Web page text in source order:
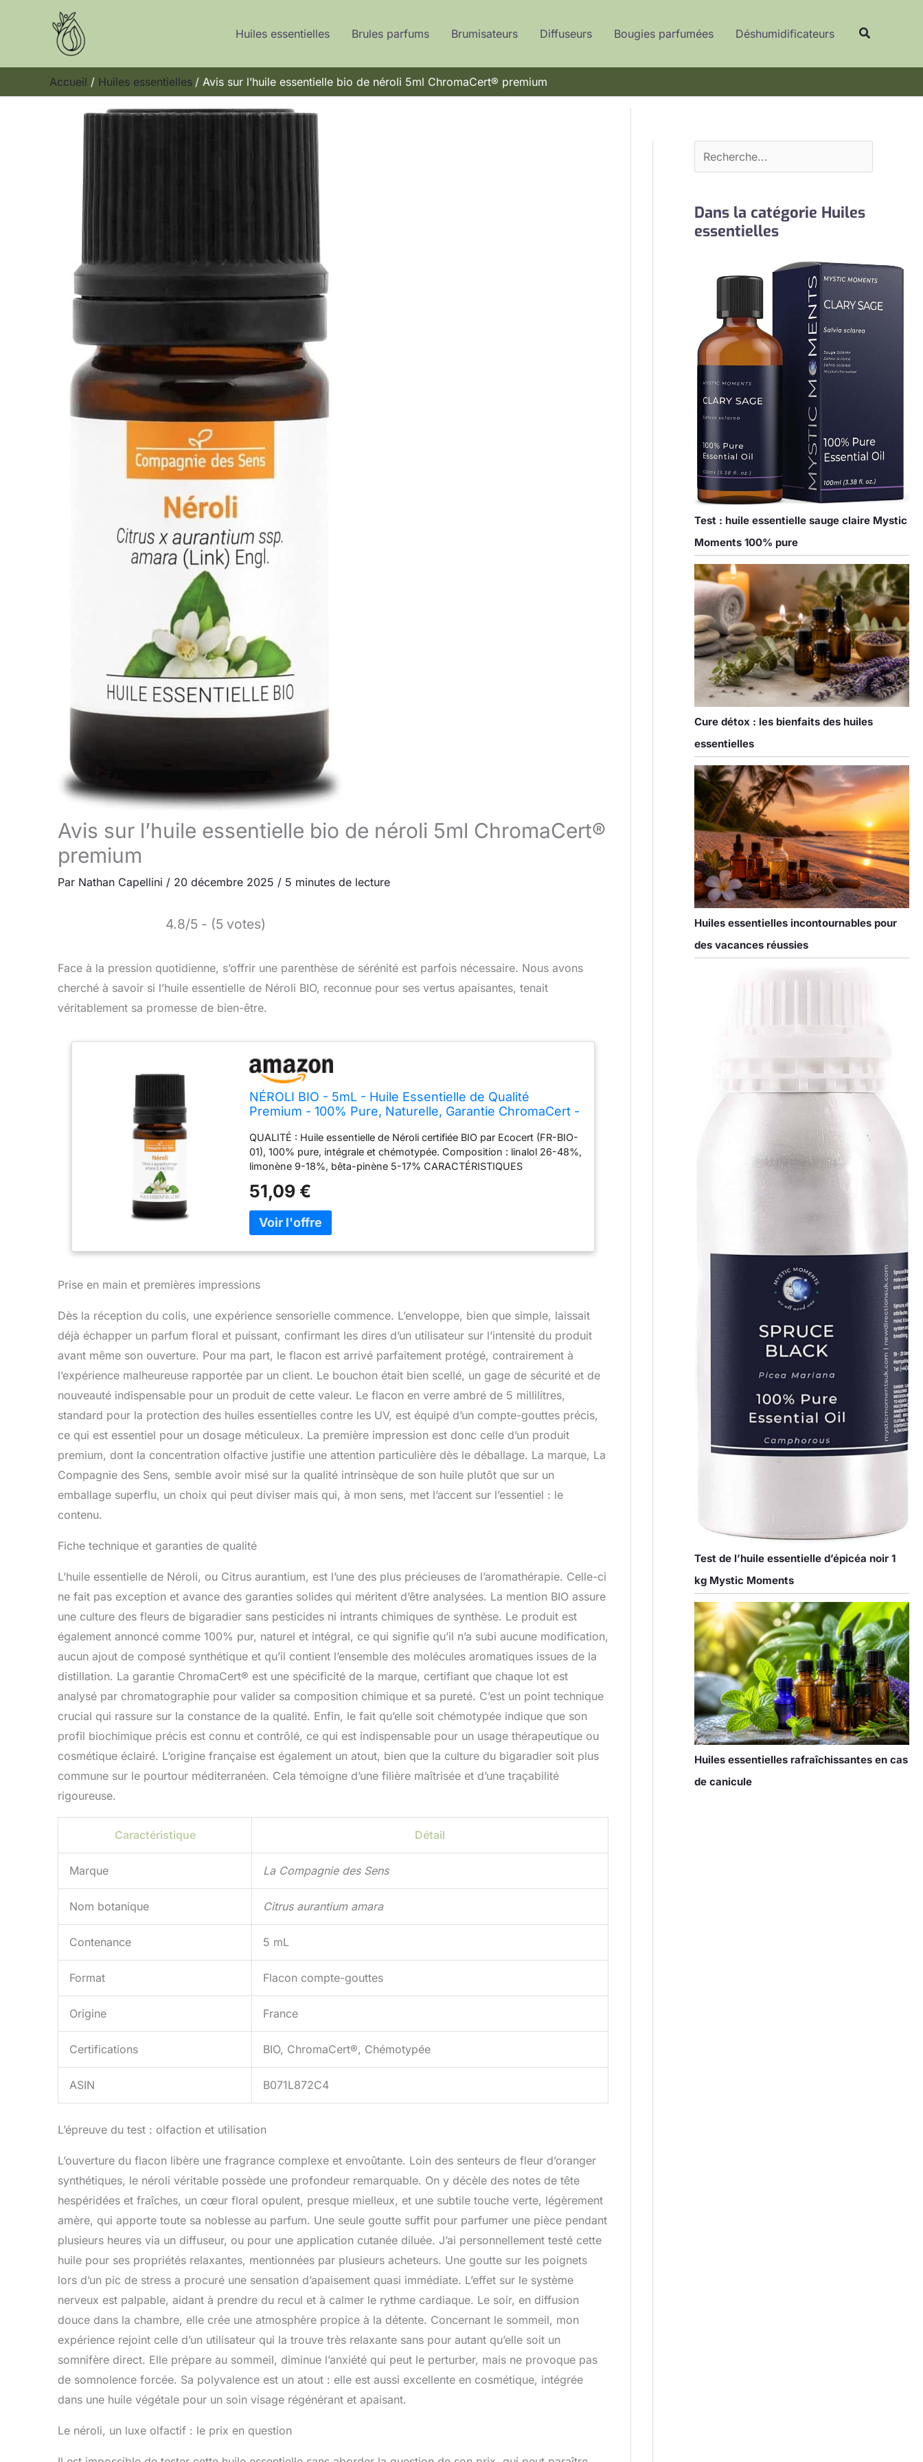
Huiles essentielles Brules parfums Brumisateurs Diffuseurs Bougies parfumées Déshumidificateurs
Accueil Huiles essentielles Avis sur l’huile essentielle bio de néroli 5ml ChromaCert® premium
Avis sur l’huile essentielle bio de néroli 5ml ChromaCert®
premium
Par Nathan Capellini / 20 décembre 2025 / 5 minutes de lecture
4.8/5 - (5 votes)
Face à la pression quotidienne, s’offrir une parenthèse de sérénité est parfois nécessaire. Nous avons
cherché à savoir si l’huile essentielle de Néroli BIO, reconnue pour ses vertus apaisantes, tenait
véritablement sa promesse de bien-être.
NÉROLI BIO - 5mL - Huile Essentielle de Qualité
Premium - 100% Pure, Naturelle, Garantie ChromaCert -
QUALITÉ : Huile essentielle de Néroli certifiée BIO par Ecocert (FR-BIO-
01), 100% pure, intégrale et chémotypée. Composition : linalol 26-48%,
limonène 9-18%, bêta-pinène 5-17% CARACTÉRISTIQUES
Distillation des fleurs. Odeur fraîche et florale rappelant la fleur
d'oranger CONDITIONNEMENT : Flacon en verre ambré avec
codigoutte intégré. Complément alimentaire : 1 goutte sur un support
neutre (miel, sucre), sans usage prolongé NOS GARANTIES : Chaque
lot dispose d'un bulletin d'analyse en ligne, disponible sur notre site.
COMPAGNIE DES SENS : Marque française spécialisée en
par nos experts en aromathérapie
51,09 €
Prise en main et premières impressions
Dès la réception du colis, une expérience sensorielle commence. L’enveloppe, bien que simple, laissait
déjà échapper un parfum floral et puissant, confirmant les dires d’un utilisateur sur l’intensité du produit
avant même son ouverture. Pour ma part, le flacon est arrivé parfaitement protégé, contrairement à
l’expérience malheureuse rapportée par un client. Le bouchon était bien scellé, un gage de sécurité et de
nouveauté indispensable pour un produit de cette valeur. Le flacon en verre ambré de 5 millilitres,
standard pour la protection des huiles essentielles contre les UV, est équipé d’un compte-gouttes précis,
ce qui est essentiel pour un dosage méticuleux. La première impression est donc celle d’un produit
premium, dont la concentration olfactive justifie une attention particulière dès le déballage. La marque, La
Compagnie des Sens, semble avoir misé sur la qualité intrinsèque de son huile plutôt que sur un
emballage superflu, un choix qui peut diviser mais qui, à mon sens, met l’accent sur l’essentiel : le
contenu.
Fiche technique et garanties de qualité
L’huile essentielle de Néroli, ou Citrus aurantium, est l’une des plus précieuses de l’aromathérapie. Celle-ci
ne fait pas exception et avance des garanties solides qui méritent d’être analysées. La mention BIO assure
une culture des fleurs de bigaradier sans pesticides ni intrants chimiques de synthèse. Le produit est
également annoncé comme 100% pur, naturel et intégral, ce qui signifie qu’il n’a subi aucune modification,
aucun ajout de composé synthétique et qu’il contient l’ensemble des molécules aromatiques issues de la
distillation. La garantie ChromaCert® est une spécificité de la marque, certifiant que chaque lot est
analysé par chromatographie pour valider sa composition chimique et sa pureté. C’est un point technique
crucial qui rassure sur la constance de la qualité. Enfin, le fait qu’elle soit chémotypée indique que son
profil biochimique précis est connu et contrôlé, ce qui est indispensable pour un usage thérapeutique ou
cosmétique éclairé. L’origine française est également un atout, bien que la culture du bigaradier soit plus
commune sur le pourtour méditerranéen. Cela témoigne d’une filière maîtrisée et d’une traçabilité
rigoureuse.
Caractéristique Détail
Marque La Compagnie des Sens
Nom botanique Citrus aurantium amara
Contenance 5 mL
Format Flacon compte-gouttes
Origine France
Certifications BIO, ChromaCert®, Chémotypée
ASIN B071L872C4
L’épreuve du test : olfaction et utilisation
L’ouverture du flacon libère une fragrance complexe et envoûtante. Loin des senteurs de fleur d’oranger
synthétiques, le néroli véritable possède une profondeur remarquable. On y décèle des notes de tête
hespéridées et fraîches, un cœur floral opulent, presque mielleux, et une subtile touche verte, légèrement
amère, qui apporte toute sa noblesse au parfum. Une seule goutte suffit pour parfumer une pièce pendant
plusieurs heures via un diffuseur, ou pour une application cutanée diluée. J’ai personnellement testé cette
huile pour ses propriétés relaxantes, mentionnées par plusieurs acheteurs. Une goutte sur les poignets
lors d’un pic de stress a procuré une sensation d’apaisement quasi immédiate. L’effet sur le système
nerveux est palpable, aidant à prendre du recul et à calmer le rythme cardiaque. Le soir, en diffusion
douce dans la chambre, elle crée une atmosphère propice à la détente. Concernant le sommeil, mon
expérience rejoint celle d’un utilisateur qui la trouve très relaxante sans pour autant qu’elle soit un
somnifère direct. Elle prépare au sommeil, diminue l’anxiété qui peut le perturber, mais ne provoque pas
de somnolence forcée. Sa polyvalence est un atout : elle est aussi excellente en cosmétique, intégrée
dans une huile végétale pour un soin visage régénérant et apaisant.
Le néroli, un luxe olfactif : le prix en question
e
e
c
r
Dans la catégorie Huiles
essentielles
Test : huile essentielle sauge claire Mystic
Moments 100% pure
Cure détox : les bienfaits des huiles
essentielles
Huiles essentielles incontournables pour
des vacances réussies
Test de l’huile essentielle d’épicéa noir 1
kg Mystic Moments
Huiles essentielles rafraîchissantes en cas
de canicule